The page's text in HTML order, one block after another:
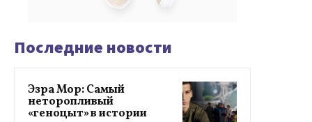
Последние новости
Эзра Мор: Самый
неторопливый
«геноцыт» в истории